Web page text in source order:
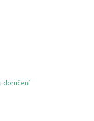
doručení